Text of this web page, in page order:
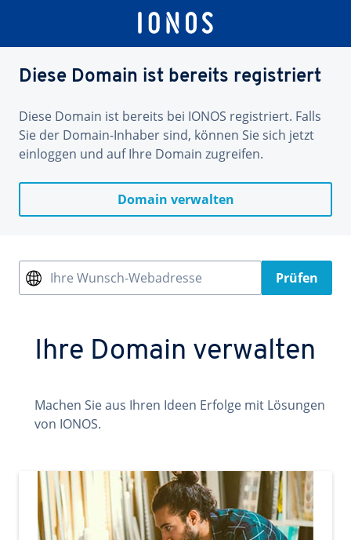
Diese Domain ist bereits registriert
Diese Domain ist bereits bei IONOS registriert. Falls
Sie der Domain-Inhaber sind, können Sie sich jetzt
einloggen und auf Ihre Domain zugreifen.
Domain verwalten
Ihre Wunsch-Webadresse Prüfen
Ihre Domain verwalten
Machen Sie aus Ihren Ideen Erfolge mit Lösungen
von IONOS.